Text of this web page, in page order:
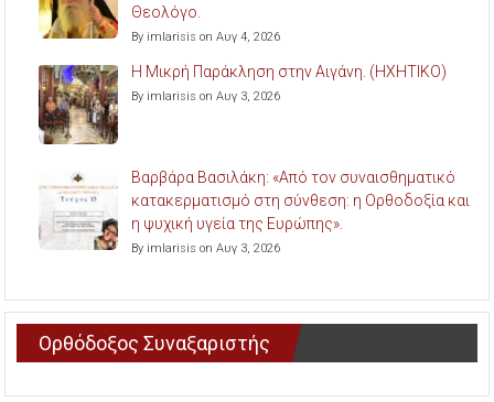
Θεολόγο.
By imlarisis on Αυγ 4, 2026
Η Μικρή Παράκληση στην Αιγάνη. (ΗΧΗΤΙΚΟ)
By imlarisis on Αυγ 3, 2026
Βαρβάρα Βασιλάκη: «Από τον συναισθηματικό
κατακερματισμό στη σύνθεση: η Ορθοδοξία και
η ψυχική υγεία της Ευρώπης».
By imlarisis on Αυγ 3, 2026
Ορθόδοξος Συναξαριστής